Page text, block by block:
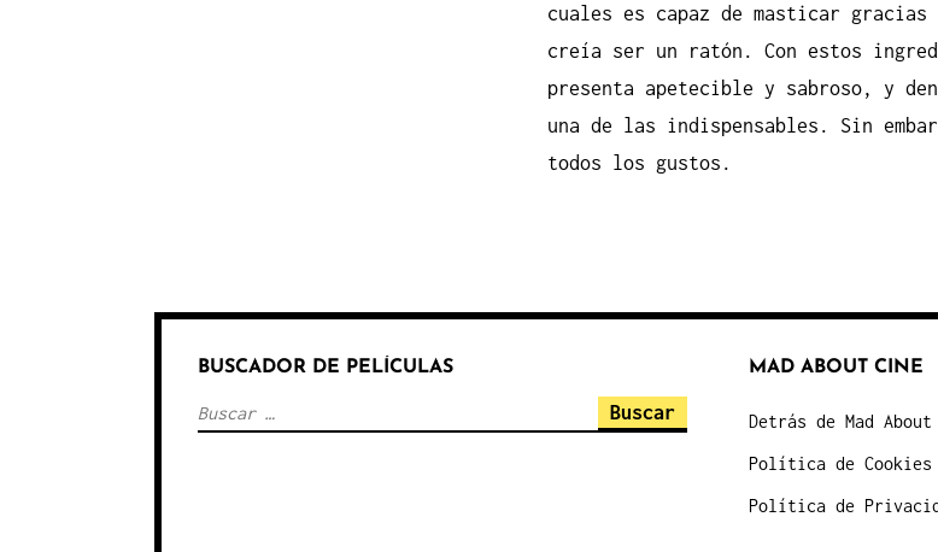
cuales es capaz de masticar
creía ser un ratón. Con estos
presenta apetecible y sabroso, y
una de las indispensables. Sin
todos los gustos.
BUSCADOR DE PELÍCULAS
Buscar:
MAD ABOUT CINE
Detrás de Mad About
Política de Cookies
Política de